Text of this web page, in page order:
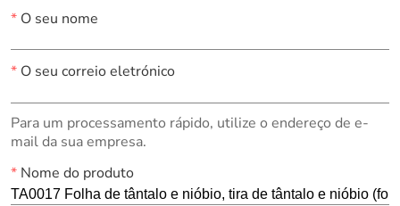
*O seu nome
*O seu correio eletrónico
Para um processamento rápido, utilize o endereço de e-
mail da sua empresa.
*Nome do produto